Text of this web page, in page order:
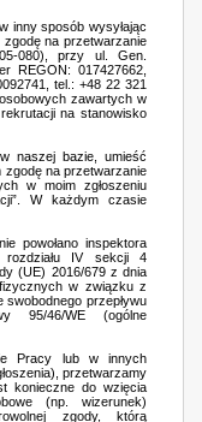
inny sposób wysyłając
na przetwarzanie
080), przy ul. Gen.
REGON: 017427662,
tel.: +48 22 321
zawartych w
na stanowisko
naszej bazie, umieść
zgodę na przetwarzanie
w moim zgłoszeniu
W każdym czasie
powołano inspektora
rozdziału IV sekcji 4
(UE) 2016/679 z dnia
w związku z
przepływu
95/46/WE (ogólne
Pracy lub w innych
przetwarzamy
konieczne do wzięcia
(np. wizerunek)
zgody, którą